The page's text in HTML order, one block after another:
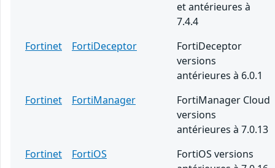
et antérieures à
7.4.4
Fortinet
FortiDeceptor
FortiDeceptor
versions
antérieures à 6.0.1
Fortinet
FortiManager
FortiManager Cloud
versions
antérieures à 7.0.13
Fortinet
FortiOS
FortiOS versions